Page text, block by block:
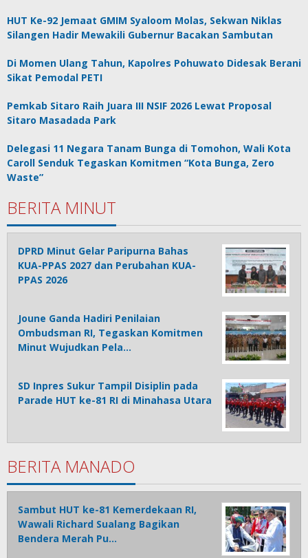
HUT Ke-92 Jemaat GMIM Syaloom Molas, Sekwan Niklas
Silangen Hadir Mewakili Gubernur Bacakan Sambutan
Di Momen Ulang Tahun, Kapolres Pohuwato Didesak Berani
Sikat Pemodal PETI
Pemkab Sitaro Raih Juara III NSIF 2026 Lewat Proposal
Sitaro Masadada Park
Delegasi 11 Negara Tanam Bunga di Tomohon, Wali Kota
Caroll Senduk Tegaskan Komitmen “Kota Bunga, Zero
Waste”
BERITA MINUT
DPRD Minut Gelar Paripurna Bahas
KUA-PPAS 2027 dan Perubahan KUA-
PPAS 2026
Joune Ganda Hadiri Penilaian
Ombudsman RI, Tegaskan Komitmen
Minut Wujudkan Pela…
SD Inpres Sukur Tampil Disiplin pada
Parade HUT ke-81 RI di Minahasa Utara
BERITA MANADO
Sambut HUT ke-81 Kemerdekaan RI,
Wawali Richard Sualang Bagikan
Bendera Merah Pu…